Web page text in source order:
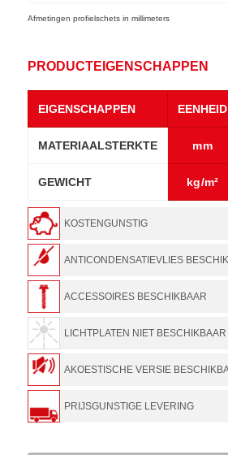
Afmetingen profielschets in millimeters
PRODUCTEIGENSCHAPPEN
EIGENSCHAPPEN EENHEID
MATERIAALSTERKTE mm
GEWICHT kg/m²